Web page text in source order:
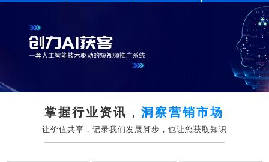
掌握行业资讯，洞察营销市场
让价值共享，记录我们发展脚步，也让您获取知识